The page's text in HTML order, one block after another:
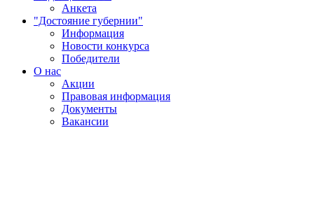
Анкета
"Достояние губернии"
Информация
Новости конкурса
Победители
О нас
Акции
Правовая информация
Документы
Вакансии